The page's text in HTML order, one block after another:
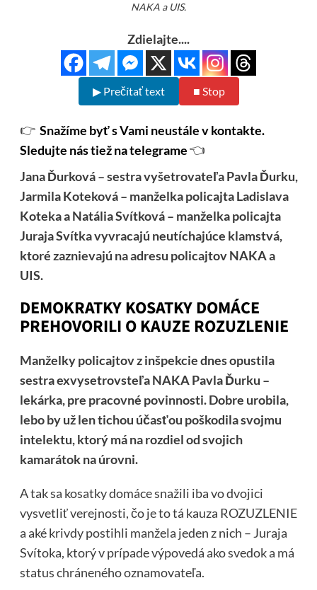
NAKA a UIS.
Zdielajte....
▶ Prečítať text ■ Stop
👉 Snažíme byť s Vami neustále v kontakte.
Sledujte nás tiež na telegrame👈
Jana Ďurková – sestra vyšetrovateľa Pavla Ďurku,
Jarmila Koteková – manželka policajta Ladislava
Koteka a Natália Svítková – manželka policajta
Juraja Svítka vyvracajú neutíchajúce klamstvá,
ktoré zaznievajú na adresu policajtov NAKA a
UIS.
DEMOKRATKY KOSATKY DOMÁCE
PREHOVORILI O KAUZE ROZUZLENIE
Manželky policajtov z inšpekcie dnes opustila
sestra exvysetrovsteľa NAKA Pavla Ďurku –
lekárka, pre pracovné povinnosti. Dobre urobila,
lebo by už len tichou účasťou poškodila svojmu
intelektu, ktorý má na rozdiel od svojich
kamarátok na úrovni.
A tak sa kosatky domáce snažili iba vo dvojici
vysvetliť verejnosti, čo je to tá kauza ROZUZLENIE
a aké krivdy postihli manžela jeden z nich – Juraja
Svítoka, ktorý v prípadevýpovedá ako svedok a má
status chráneného oznamovateľa.